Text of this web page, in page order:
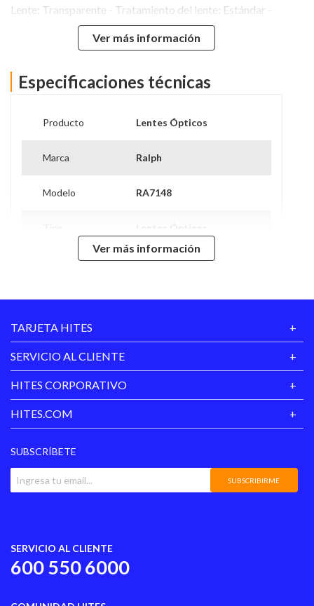
Lente: Transparente - Tratamiento del lente: Estándar -
Material del marco: Acetato - Forma: Redondo - Género:
Mujer - Marca: Ralph - Fabricante: Luxottica -
Info:
Ver más información
Especificaciones técnicas
Producto Lentes Ópticos
Marca Ralph
Modelo RA7148
Protección UV No
Género Mujer
Material de la
Montura
Ancho 10
Hecho en
Ver más información
TARJETA HITES
SERVICIO AL CLIENTE
HITES CORPORATIVO
HITES.COM
SUBSCRÍBETE
SUBSCRIBIRME
SERVICIO AL CLIENTE
600 550 6000